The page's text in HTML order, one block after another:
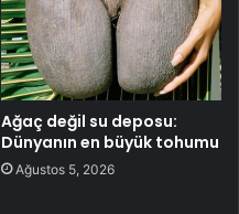
Ağaç değil su deposu:
Dünyanın en büyük tohumu
Ağustos 5, 2026